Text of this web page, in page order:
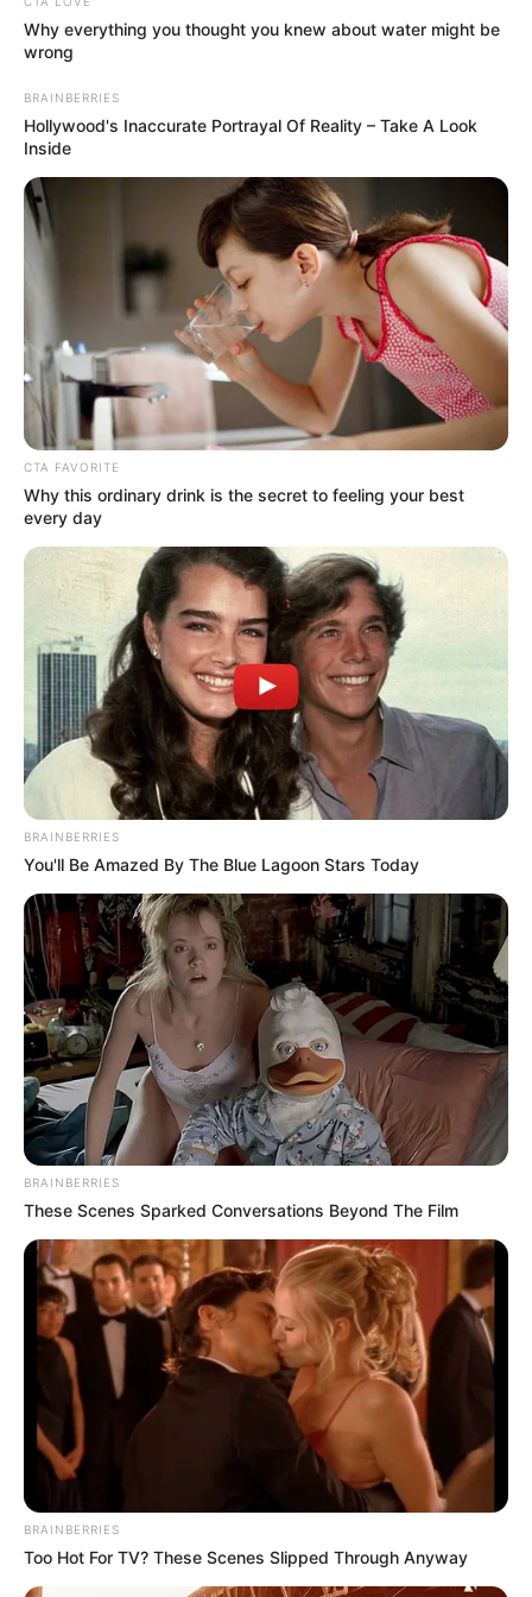
είναι σύμβολο σοφίας, πίστης και αρμονίας.
Ένα όνομα που τιμά τις ρίζες του, και ένα
χωριό που το κουβαλά με καμάρι. Είναι από
εκείνα τα μέρη που μπορεί να μην τα βρεις
τα ξεχνάς ποτέ.
Περισσότερα νέα από την Εύβοια
Είδαν αυτοκίνητο να εξαφανίζεται από τη
φωτιά στην Τριάδα;
Βουβός θρήνος σε περιοχή της Εύβοιας –
Κανείς δεν μπορούσε να πιστέψει ότι έφυγε
τόσο νωρίς
Εύβοια: Θρήνος για παλικάρι που δεν
κατάφερε να κρατηθεί στην ζωή
Ακολουθήστε το evianews.com στοGoogle
News
ΤΑ ΠΙΟ ΔΗΜΟΦΙΛΗ
Why everything you thought you knew about water might be
wrong
BRAINBERRIES
Hollywood's Inaccurate Portrayal Of Reality – Take A Look
Inside
CTA FAVORITE
Why this ordinary drink is the secret to feeling your best
every day
BRAINBERRIES
You'll Be Amazed By The Blue Lagoon Stars Today
BRAINBERRIES
These Scenes Sparked Conversations Beyond The Film
BRAINBERRIES
Too Hot For TV? These Scenes Slipped Through Anyway